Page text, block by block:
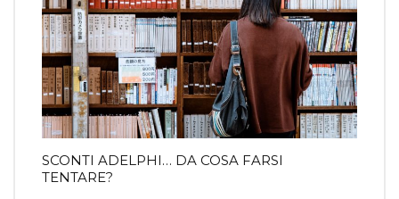
SCONTI ADELPHI… DA COSA FARSI
TENTARE?